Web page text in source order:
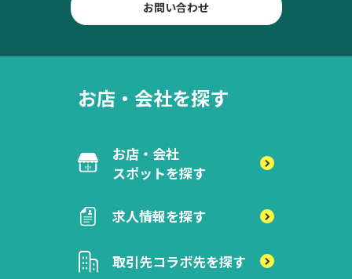
お問い合わせ
お店・会社を探す
お店・会社
スポットを探す
求人情報を探す
取引先コラボ先を探す